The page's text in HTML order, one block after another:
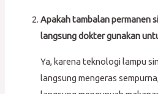
Apakah tambalan permanen
langsung dokter gunakan
Ya, karena teknologi lampu
langsung mengeras